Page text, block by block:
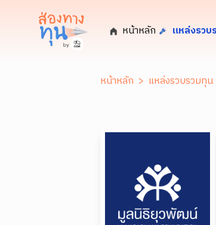
หน้าหลัก แหล่งรวบ
หน้าหลัก > แหล่งรวบรวมทุน